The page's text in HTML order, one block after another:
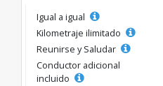
Igual a igual
Kilometraje ilimitado
Reunirse y Saludar
Conductor adicional
incluido